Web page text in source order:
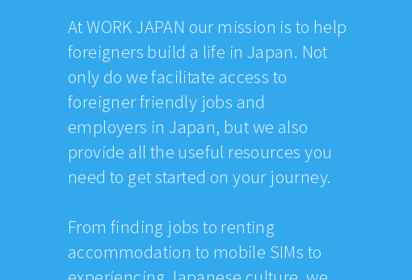
At WORK JAPAN our mission is to help
foreigners build a life in Japan. Not
only do we facilitate access to
foreigner friendly jobs and
employers in Japan, but we also
provide all the useful resources you
need to get started on your journey.
From finding jobs to renting
accommodation to mobile SIMs to